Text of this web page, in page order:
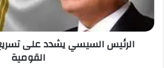
الرئيس السيسي يشدد على
القومية